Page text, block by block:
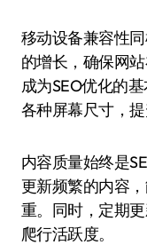
移动设备兼容性
的增长，确保网
成为SEO优化的
各种屏幕尺寸，提
内容质量始终是
更新频繁的内容
重。同时，定期
爬行活跃度。